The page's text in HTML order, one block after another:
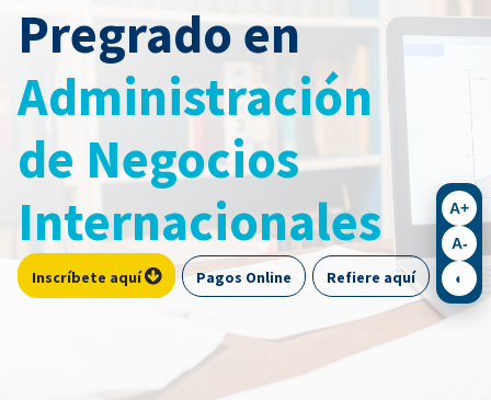
Pregrado en
Administración
de Negocios
Internacionales
Inscríbete aquí Pagos Online Refiere aquí
A+
A-
◐